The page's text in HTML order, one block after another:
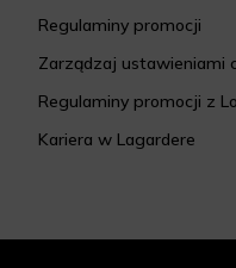
Regulaminy promocji
Zarządzaj ustawieniami
Regulaminy promocji z
Kariera w Lagardere